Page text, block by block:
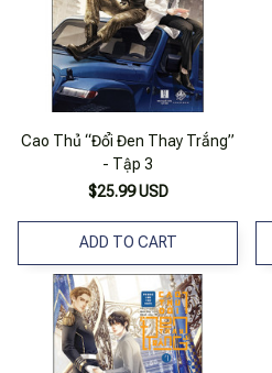
Cao Thủ “Đổi Đen Thay Trắng”
- Tập 3
$25.99 USD
ADD TO CART